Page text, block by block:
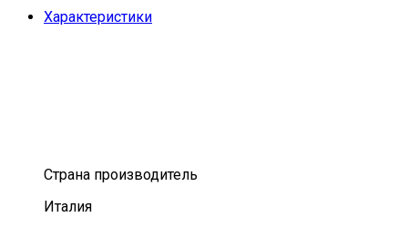
Характеристики
Страна производитель
Италия